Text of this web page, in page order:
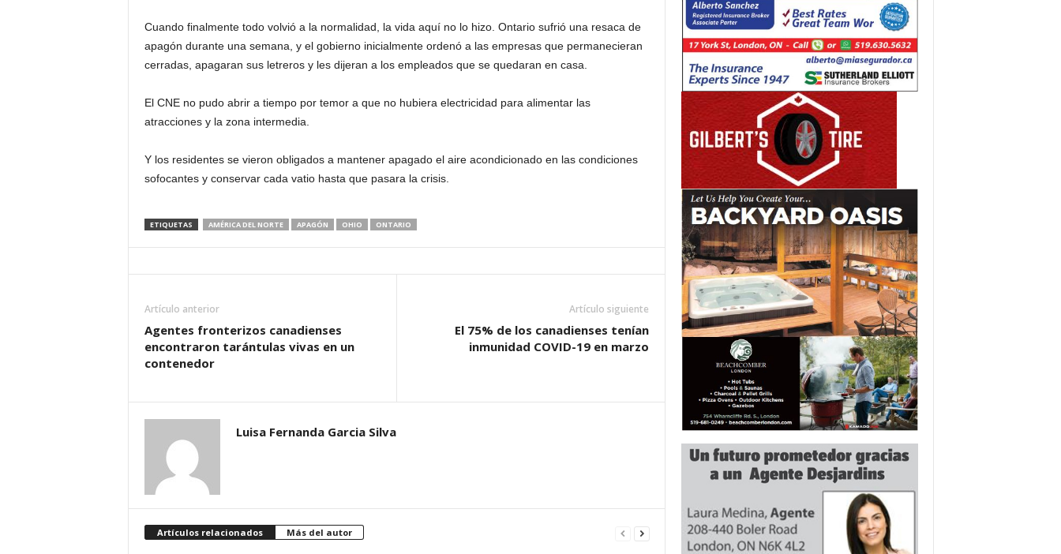
Cuando finalmente todo volvió a la normalidad, la vida aquí no lo hizo. Ontario sufrió una resaca de
apagón durante una semana, y el gobierno inicialmente ordenó a las empresas que permanecieran
cerradas, apagaran sus letreros y les dijeran a los empleados que se quedaran en casa.
El CNE no pudo abrir a tiempo por temor a que no hubiera electricidad para alimentar las
atracciones y la zona intermedia.
Y los residentes se vieron obligados a mantener apagado el aire acondicionado en las condiciones
sofocantes y conservar cada vatio hasta que pasara la crisis.
ETIQUETAS AMÉRICA DEL NORTE APAGÓN OHIO ONTARIO
Artículo anterior
Agentes fronterizos canadienses
encontraron tarántulas vivas en un
contenedor
Artículo siguiente
El 75% de los canadienses tenían
inmunidad COVID-19 en marzo
Luisa Fernanda Garcia Silva
Artículos relacionados Más del autor